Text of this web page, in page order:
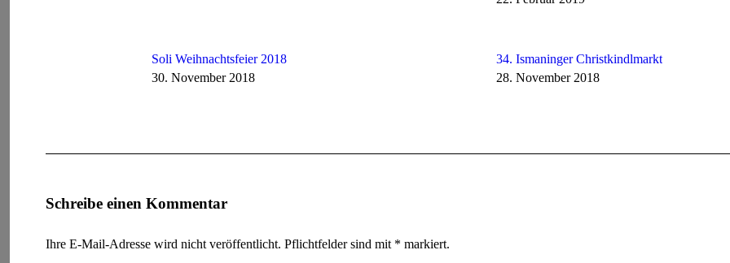
Soli Weihnachtsfeier 2018
30. November 2018
34. Ismaninger Christkindlmarkt
28. November 2018
Schreibe einen Kommentar
Ihre E-Mail-Adresse wird nicht veröffentlicht. Pflichtfelder sind mit * markiert.